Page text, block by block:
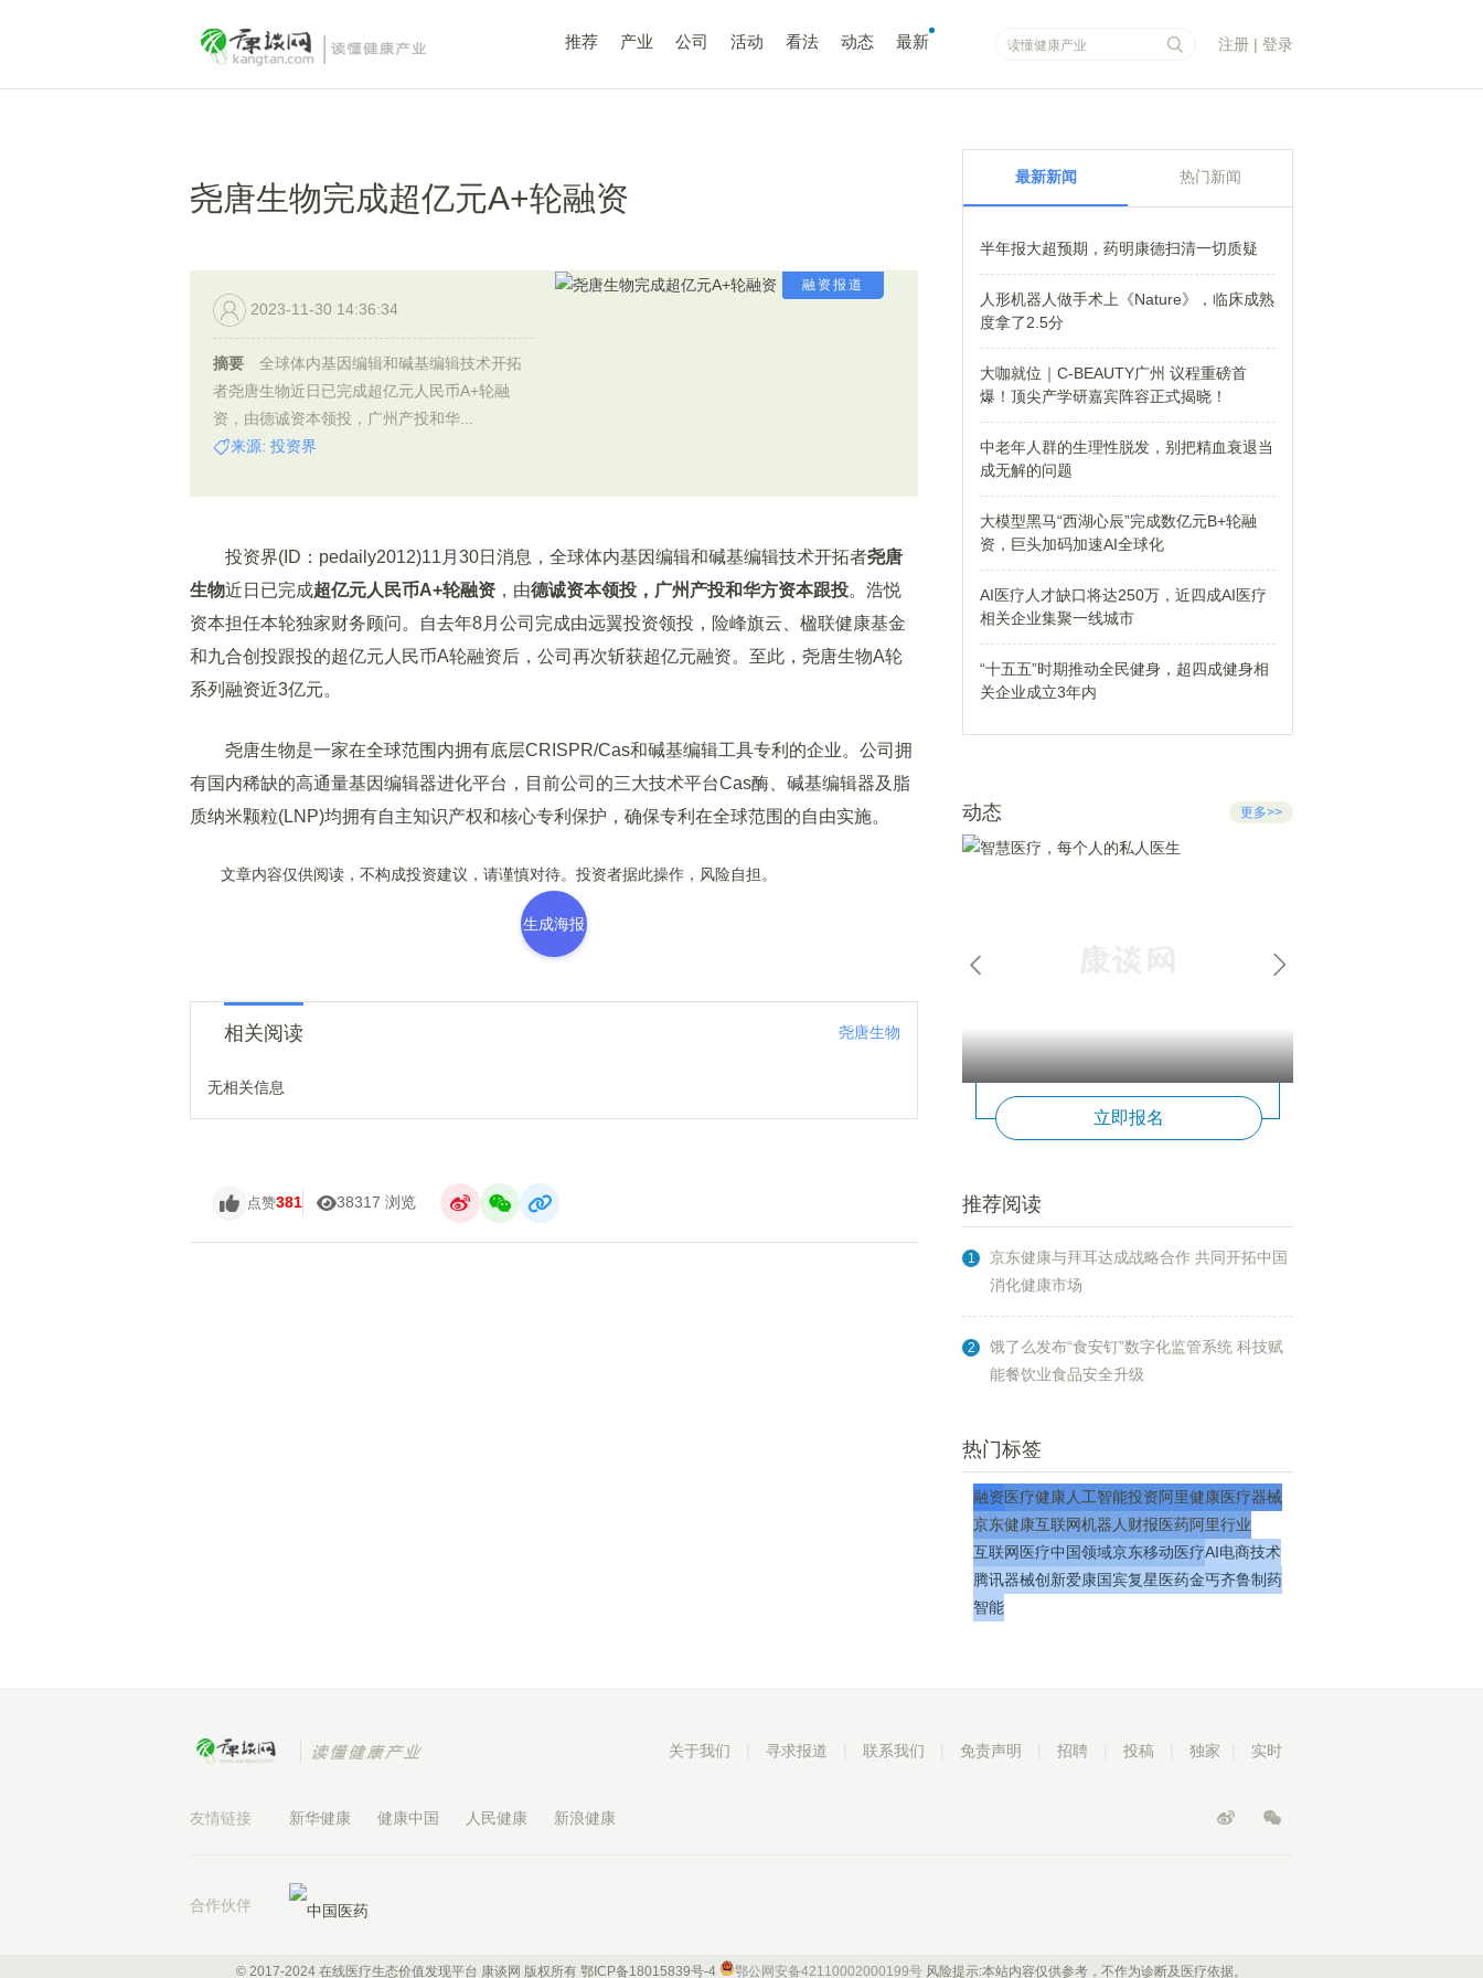
推荐 产业 公司 活动 看法 动态 最新 注册 | 登录
尧唐生物完成超亿元A+轮融资
融资报道
2023-11-30 14:36:34
摘要
全球体内基因编辑和碱基编辑技术开拓
者尧唐生物近日已完成超亿元人民币A+轮融
资，由德诚资本领投，广州产投和华...
来源: 投资界
投资界(ID：pedaily2012)11月30日消息，全球体内基因编辑和碱基编辑技术开拓者尧唐
生物近日已完成超亿元人民币A+轮融资 ，由德诚资本领投，广州产投和华方资本跟投。浩悦
资本担任本轮独家财务顾问。自去年8月公司完成由远翼投资领投，险峰旗云、楹联健康基金
和九合创投跟投的超亿元人民币A轮融资后，公司再次斩获超亿元融资。至此，尧唐生物A轮
系列融资近3亿元。
尧唐生物是一家在全球范围内拥有底层CRISPR/Cas和碱基编辑工具专利的企业。公司拥
有国内稀缺的高通量基因编辑器进化平台，目前公司的三大技术平台Cas酶、碱基编辑器及脂
质纳米颗粒(LNP)均拥有自主知识产权和核心专利保护，确保专利在全球范围的自由实施。
文章内容仅供阅读，不构成投资建议，请谨慎对待。投资者据此操作，风险自担。
生成海报
相关阅读 尧唐生物
无相关信息
点赞381 38317 浏览
最新新闻 热门新闻
半年报大超预期，药明康德扫清一切质疑
人形机器人做手术上《Nature》，临床成熟
度拿了2.5分
大咖就位｜C-BEAUTY广州 议程重磅首
爆！顶尖产学研嘉宾阵容正式揭晓！
中老年人群的生理性脱发，别把精血衰退当
成无解的问题
大模型黑马“西湖心辰”完成数亿元B+轮融
资，巨头加码加速AI全球化
AI医疗人才缺口将达250万，近四成AI医疗
相关企业集聚一线城市
“十五五”时期推动全民健身，超四成健身相
关企业成立3年内
动态 更多>>
立即报名
推荐阅读
1
京东健康与拜耳达成战略合作 共同开拓中国
消化健康市场
2
饿了么发布“食安钉”数字化监管系统 科技赋
能餐饮业食品安全升级
热门标签
融资医疗健康人工智能投资阿里健康医疗器械
京东健康互联网机器人 财报医药阿里行业
互联网医疗中国领域京东移动医疗AI电商技术
腾讯器械创新爱康国宾复星医药金丐齐鲁制药
智能
关于我们 寻求报道 联系我们 免责声明 招聘 投稿 独家 实时
友情链接 新华健康 健康中国 人民健康 新浪健康
合作伙伴
© 2017-2024 在线医疗生态价值发现平台 康谈网 版权所有 鄂ICP备18015839号-4 鄂公网安备42110002000199号 风险提示:本站内容仅供参考，不作为诊断及医疗依据。